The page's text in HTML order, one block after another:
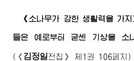
《소나무가 강한 생활력을 가
들은 예로부터 굳센 기상을 소
(《 김정일 전집》 제1권 106페지)